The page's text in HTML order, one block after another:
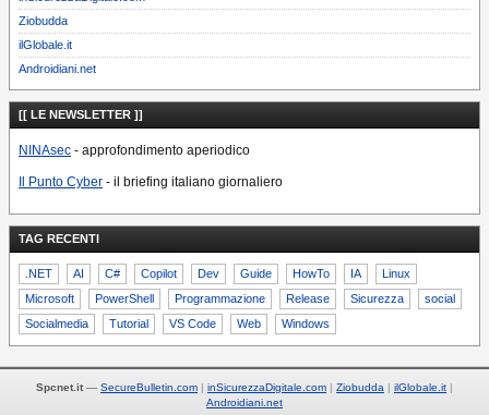
Ziobudda
ilGlobale.it
Androidiani.net
[[ LE NEWSLETTER ]]
NINAsec - approfondimento aperiodico
Il Punto Cyber - il briefing italiano giornaliero
TAG RECENTI
.NET AI C# Copilot Dev Guide HowTo IA
Linux
Microsoft
PowerShell Programmazione Release Sicurezza
social
Socialmedia
Tutorial VS Code Web Windows
Spcnet.it — SecureBulletin.com inSicurezzaDigitale.com Ziobudda
ilGlobale.it
Androidiani.net